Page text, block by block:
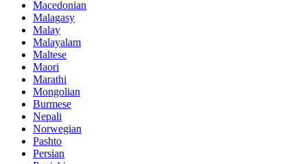
Macedonian
Malagasy
Malay
Malayalam
Maltese
Maori
Marathi
Mongolian
Burmese
Nepali
Norwegian
Pashto
Persian